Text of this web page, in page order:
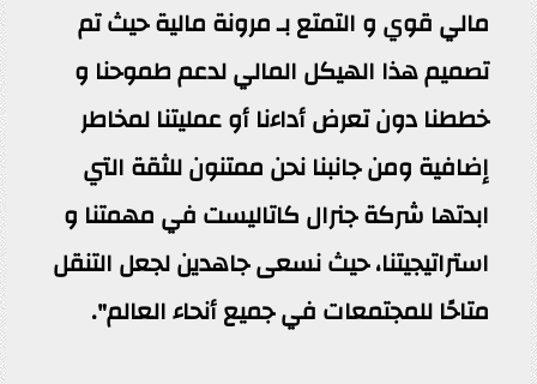
مالي قوي و التمتع بـ مرونة مالية حيث تم
تصميم هذا الهيكل المالي لدعم طموحنا و
خططنا دون تعرض أداءنا أو عمليتنا لمخاطر
إضافية ومن جانبنا نحن ممتنون للثقة التي
ابدتها شركة جنرال كاتاليست في مهمتنا و
استراتيجيتنا، حيث نسعى جاهدين لجعل التنقل
متاحًا للمجتمعات في جميع أنحاء العالم".